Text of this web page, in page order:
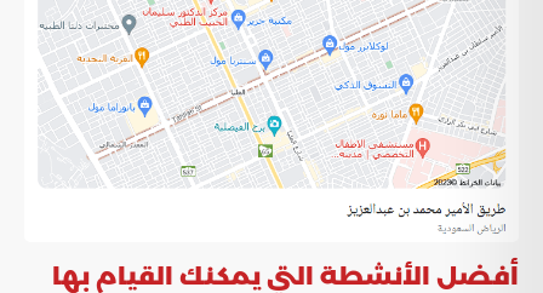
أفضل الأنشطة التي يمكنك القيام بها